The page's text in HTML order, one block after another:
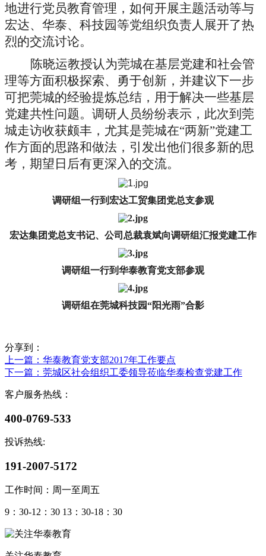
地进行党员教育管理，如何开展主题活动等与
宏达、华泰、科技园等党组织负责人展开了热
烈的交流讨论。
陈晓运教授认为莞城在基层党建和社会管
理等方面积极探索、勇于创新，并建议下一步
可把莞城的经验提炼总结，用于解决一些基层
党建共性问题。 调研人员纷纷表示，此次到莞
城走访收获颇丰，尤其是莞城在“两新”党建工
作方面的思路和做法，引发出他们很多新的思
考，期望日后有更深入的交流。
调研组一行到宏达工贸集团党总支参观
宏达集团党总支书记、公司总裁袁斌向调研组汇报党建工作
调研组一行到华泰教育党支部参观
调研组在莞城科技园“阳光雨”合影
分享到：
上一篇 ：华泰教育党支部2017年工作要点
下一篇 ：莞城区社会组织工委领导莅临华泰检查党建工作
客户服务热线：
400-0769-533
投诉热线:
191-2007-5172
工作时间：周一至周五
9：30-12：30 13：30-18：30